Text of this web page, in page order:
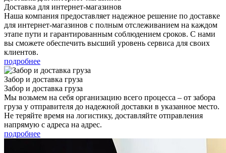
Доставка для интернет-магазинов
Наша компания предоставляет надежное решение по доставке
для интернет-магазинов с полным отслеживанием на каждом
этапе пути и гарантированным соблюдением сроков. С нами
вы сможете обеспечить высший уровень сервиса для своих
клиентов.
подробнее
Забор и доставка груза
Забор и доставка груза
Мы возьмем на себя организацию всего процесса – от забора
груза у отправителя до надежной доставки в указанное место.
Не теряйте время на логистику, доставляйте отправления
напрямую с адреса на адрес.
подробнее